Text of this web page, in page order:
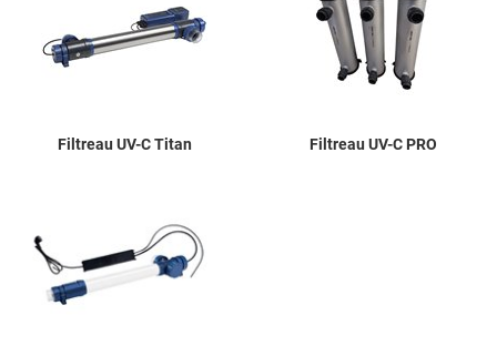
Filtreau UV-C Titan Filtreau UV-C PRO